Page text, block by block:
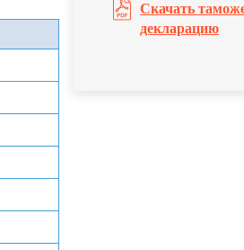
Скачать
декларацию